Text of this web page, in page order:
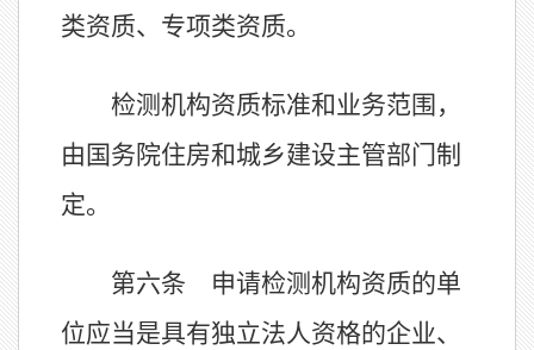
类资质、专项类资质。
检测机构资质标准和业务范围，
由国务院住房和城乡建设主管部门制
定。
第六条 申请检测机构资质的单
位应当是具有独立法人资格的企业、